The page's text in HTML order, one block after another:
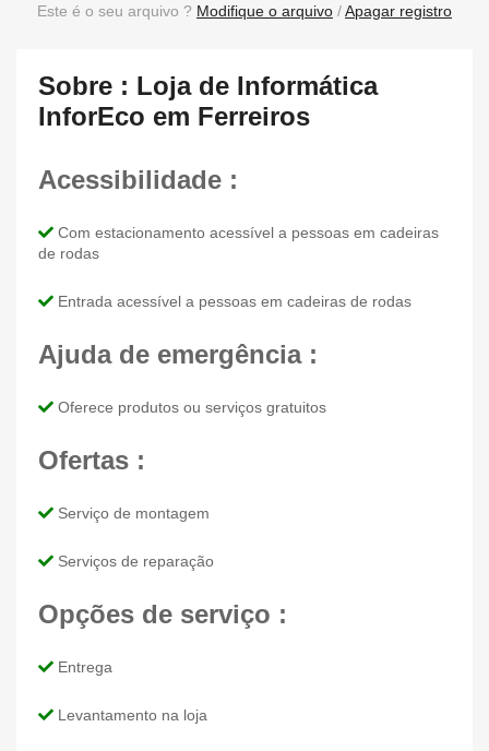
Este é o seu arquivo ? Modifique o arquivo /Apagar registro
Sobre : Loja de Informática
InforEco em Ferreiros
Acessibilidade :
Com estacionamento acessível a pessoas em cadeiras
de rodas
Entrada acessível a pessoas em cadeiras de rodas
Ajuda de emergência :
Oferece produtos ou serviços gratuitos
Ofertas :
Serviço de montagem
Serviços de reparação
Opções de serviço :
Entrega
Levantamento na loja